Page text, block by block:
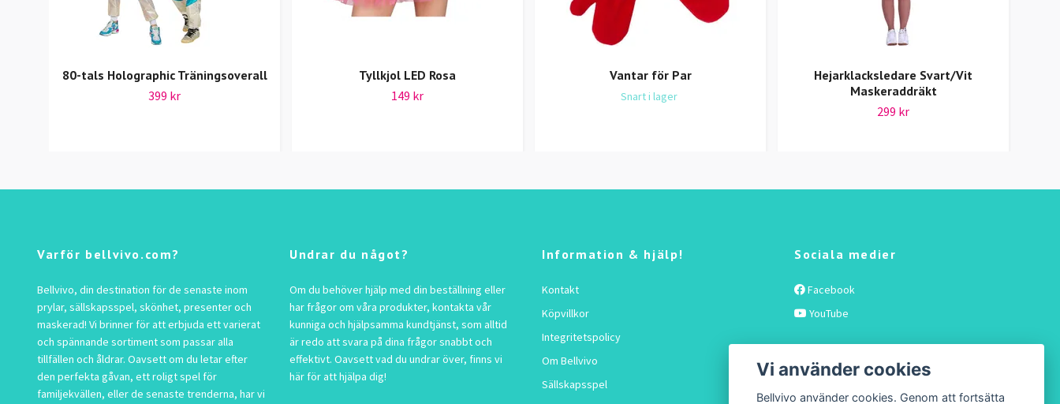
80-tals Holographic Träningsoverall
399 kr
Tyllkjol LED Rosa
149 kr
Vantar för Par
Snart i lager
Hejarklacksledare Svart/Vit
Maskeraddräkt
299 kr
Varför bellvivo.com?
Bellvivo, din destination för de senaste inom
prylar, sällskapsspel, skönhet, presenter och
maskerad! Vi brinner för att erbjuda ett varierat
och spännande sortiment som passar alla
tillfällen och åldrar. Oavsett om du letar efter
den perfekta gåvan, ett roligt spel för
familjekvällen, eller de senaste trenderna, har vi
Undrar du något?
Om du behöver hjälp med din beställning eller
har frågor om våra produkter, kontakta vår
kunniga och hjälpsamma kundtjänst, som alltid
är redo att svara på dina frågor snabbt och
effektivt. Oavsett vad du undrar över, finns vi
här för att hjälpa dig!
Information & hjälp!
Kontakt
Köpvillkor
Integritetspolicy
Om Bellvivo
Sällskapsspel
Sociala medier
Facebook
YouTube
Vi använder cookies
Bellvivo använder cookies. Genom att fortsätta